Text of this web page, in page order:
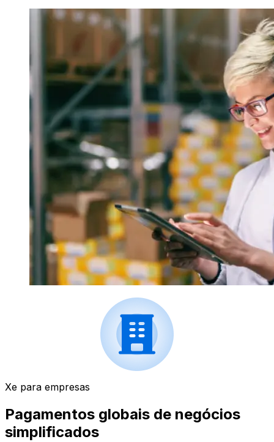
Xe para empresas
Pagamentos globais de negócios
simplificados